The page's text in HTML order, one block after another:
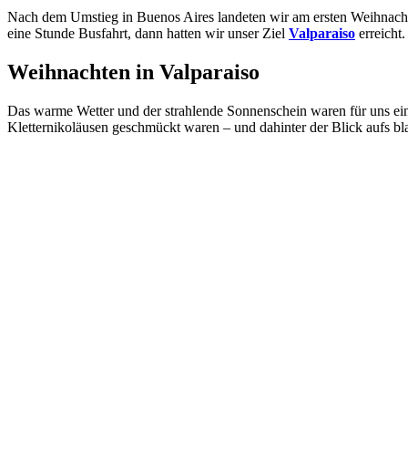
Nach dem Umstieg in Buenos Aires landeten wir am ersten
eine Stunde Busfahrt, dann hatten wir unser Ziel Valparaiso erreicht.
Weihnachten in Valparaiso
Das warme Wetter und der strahlende Sonnenschein waren für uns
Kletternikoläusen geschmückt waren – und dahinter der Blick aufs